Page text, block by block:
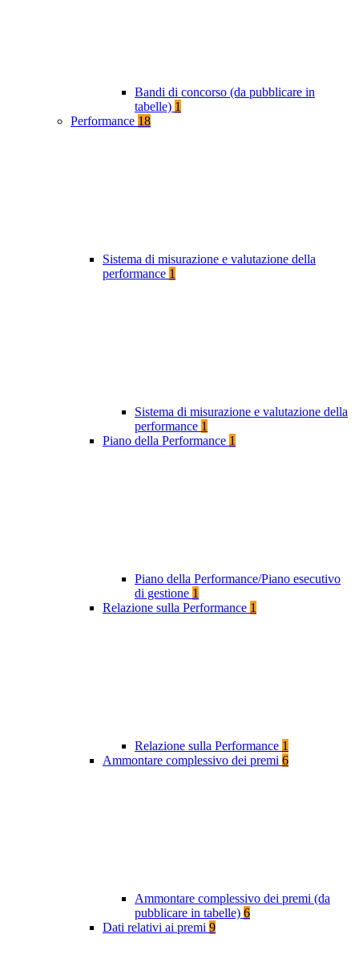
Bandi di concorso (da pubblicare in
tabelle) 1
Performance 18
Sistema di misurazione e valutazione della
performance 1
Sistema di misurazione e valutazione della
performance 1
Piano della Performance 1
Piano della Performance/Piano esecutivo
di gestione 1
Relazione sulla Performance 1
Relazione sulla Performance 1
Ammontare complessivo dei premi 6
Ammontare complessivo dei premi (da
pubblicare in tabelle) 6
Dati relativi ai premi 9